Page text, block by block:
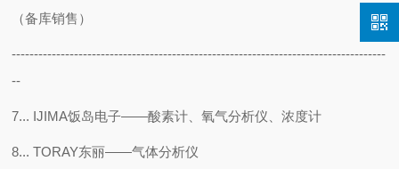
（备库销售）
------------------------------------------------------------------------------------
--
7... IJIMA饭岛电子——酸素计、氧气分析仪、浓度计
8... TORAY东丽——气体分析仪